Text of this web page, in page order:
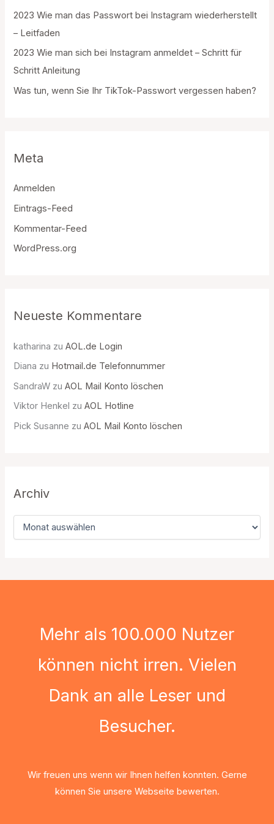
n
2023 Wie man das Passwort bei Instagram wiederherstellt
– Leitfaden
2023 Wie man sich bei Instagram anmeldet – Schritt für
Schritt Anleitung
Was tun, wenn Sie Ihr TikTok-Passwort vergessen haben?
Meta
Anmelden
Eintrags-Feed
Kommentar-Feed
WordPress.org
Neueste Kommentare
katharina zuAOL.de Login
Diana zu Hotmail.de Telefonnummer
SandraW zuAOL Mail Konto löschen
Viktor Henkel zuAOL Hotline
Pick Susanne zuAOL Mail Konto löschen
Archiv
v
Mehr als 100.000 Nutzer
können nicht irren. Vielen
Dank an alle Leser und
Besucher.
Wir freuen uns wenn wir Ihnen helfen konnten. Gerne
können Sie unsere Webseite bewerten.